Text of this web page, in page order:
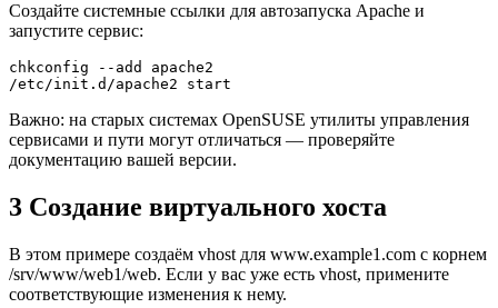
Создайте системные ссылки для автозапуска Apache и
запустите сервис:
chkconfig --add apache2
/etc/init.d/apache2 start
Важно: на старых системах OpenSUSE утилиты управления
сервисами и пути могут отличаться — проверяйте
документацию вашей версии.
3 Создание виртуального хоста
В этом примере создаём vhost для www.example1.com с корнем
/srv/www/web1/web. Если у вас уже есть vhost, примените
соответствующие изменения к нему.